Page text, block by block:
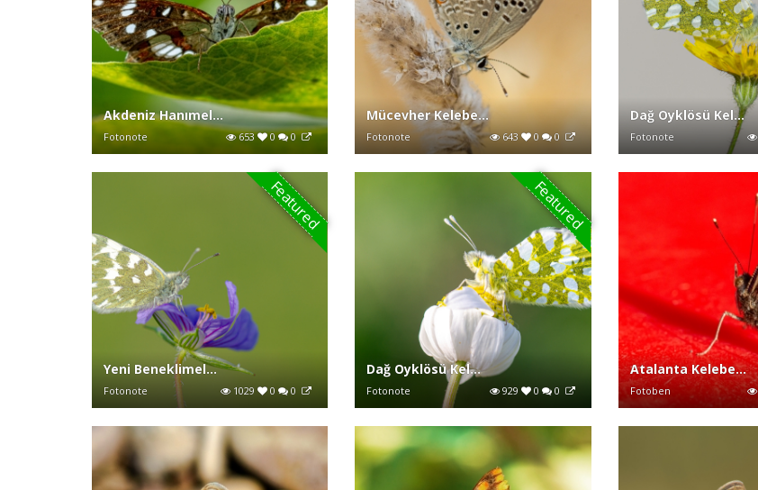
Akdeniz Hanımel...
Fotonote 653 0 0
Mücevher Kelebe...
Fotonote 643 0 0
Dağ Oyklösü Kel...
Fotonote
Featured
Yeni Beneklimel...
Fotonote 1029 0 0
Featured
Dağ Oyklösü Kel...
Fotonote 929 0 0
Atalanta Kelebe...
Fotoben